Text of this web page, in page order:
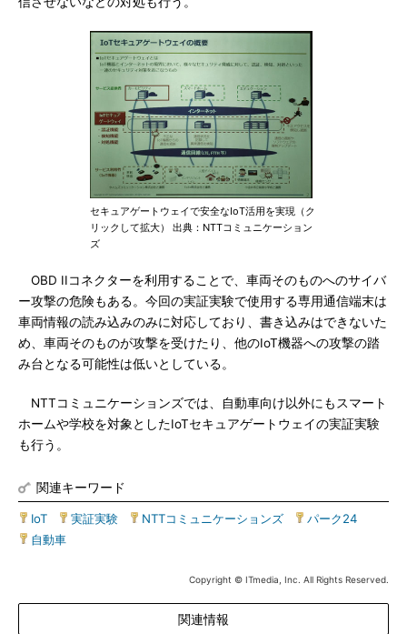
セキュアゲートウェイで安全なIoT活用を実現（ク
リックして拡大） 出典：NTTコミュニケーション
ズ
OBD IIコネクターを利用することで、車両そのものへのサイバ
ー攻撃の危険もある。今回の実証実験で使用する専用通信端末は
車両情報の読み込みのみに対応しており、書き込みはできないた
め、車両そのものが攻撃を受けたり、他のIoT機器への攻撃の踏
み台となる可能性は低いとしている。
NTTコミュニケーションズでは、自動車向け以外にもスマート
ホームや学校を対象としたIoTセキュアゲートウェイの実証実験
も行う。
関連キーワード
IoT 実証実験 NTTコミュニケーションズ パーク24
自動車
Copyright © ITmedia, Inc. All Rights Reserved.
関連情報